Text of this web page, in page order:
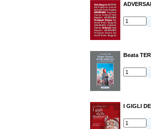
Beata
I GIGLI